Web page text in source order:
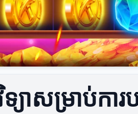
យាសម្រាប់ការ